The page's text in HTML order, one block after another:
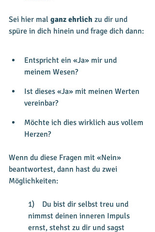
Sei hier mal ganz ehrlich zu dir und
spüre in dich hinein und frage dich dann:
Entspricht ein «Ja» mir und
meinem Wesen?
Ist dieses «Ja» mit meinen Werten
vereinbar?
Möchte ich dies wirklich aus vollem
Herzen?
Wenn du diese Fragen mit «Nein»
beantwortest, dann hast du zwei
Möglichkeiten:
1)    Du bist dir selbst treu und
nimmst deinen inneren Impuls
ernst, stehst zu dir und sagst